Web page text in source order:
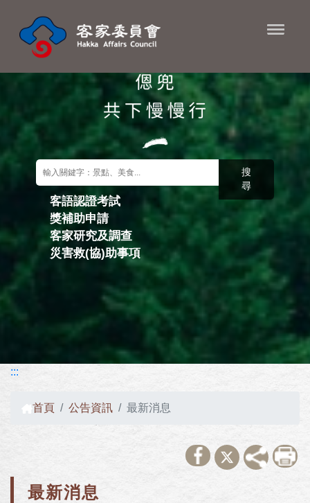
關鍵字搜尋
客語認證考試
獎補助申請
客家研究及調查
災害救(協)助事項
搜
尋
:::
首頁 公告資訊 最新消息
最新消息